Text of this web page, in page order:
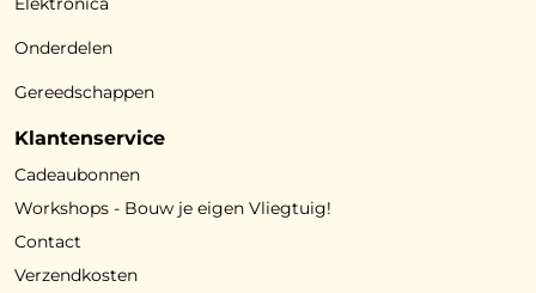
Onderdelen
Gereedschappen
Klantenservice
Cadeaubonnen
Workshops - Bouw je eigen Vliegtuig!
Contact
Verzendkosten